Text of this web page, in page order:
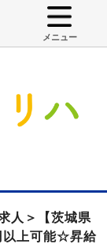
メニュー
人＞【茨城県
以上可能☆昇給